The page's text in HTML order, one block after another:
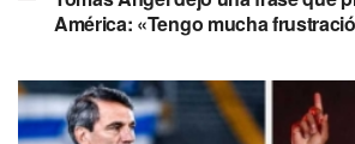
América: «Tengo mucha